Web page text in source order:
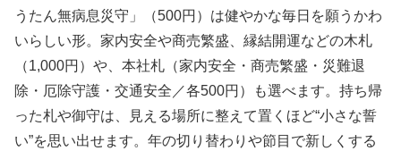
うたん無病息災守」（500円）は健やかな毎日を願うかわ
いらしい形。家内安全や商売繁盛、縁結開運などの木札
（1,000円）や、本社札（家内安全・商売繁盛・災難退
除・厄除守護・交通安全／各500円）も選べます。持ち帰
った札や御守は、見える場所に整えて置くほど“小さな誓
い”を思い出せます。年の切り替わりや節目で新しくする